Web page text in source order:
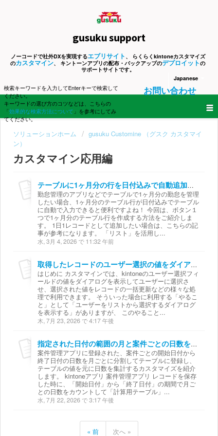
gusuku support
ノーコードで社外DXを実現するエブリサイト 、 らくらくkintoneカスタマイズ
のカスタマイン、 キントーンアプリの配布・バックアップのデプロイットの
サポートサイトです。
Japanese
検索キーワードを入力してEnterキーで検索して
ください。
キーワードの選び方のコツなどは、こちらの
「効果的な検索方法について 」を参考にしてみ
てください。
お問い合わせ
ソリューションホーム
gusuku Customine （グスク カスタマイ
ン）
カスタマイン応用編
テーブルに1ヶ月分の行を日付込みで自動追加する
勤怠管理のアプリなどでテーブルで1ヶ月分の勤怠を管理
したい場合、1ヶ月分のテーブル行が日付込みでテーブル
に自動で入力できると便利ですよね！ 今回は、ボタン１
つで1ヶ月分のテーブル行を作成する方法をご紹介しま
す。 1日1レコードとして追加したい場合は、こちらの記
事が参考になります。 「リスト」を活用し...
水, 3月 4, 2026 で 11:32 午前
取得したレコードのユーザー選択の値をダイアログで表示する方法
はじめに カスタマインでは、kintoneのユーザー選択フィ
ールドの値をダイアログを表示してユーザーに選択さ
せ、選択された値をレコードの一括更新などの様々な処
理で利用できます。 そういった場合に利用する「やるこ
と」として「ユーザーをリストから選択するダイアログ
を表示する」がありますが、 このやること...
木, 7月 23, 2026 で 4:17 午後
指定された日付の範囲の月と案件ごとの日数を集計する方法
案件管理アプリに登録された、案件ごとの開始日付から
終了日付の日数を月ごとに分割してテーブルに登録し、
テーブルの値を元に日数を集計するカスタマイズを紹介
します。 kintoneアプリ 案件管理アプリ レコードを保存
した時に、「開始日付」から「終了日付」の期間で月ご
との日数をカウントして「計算用テーブル」...
水, 7月 22, 2026 で 3:17 午後
« 前 次へ »